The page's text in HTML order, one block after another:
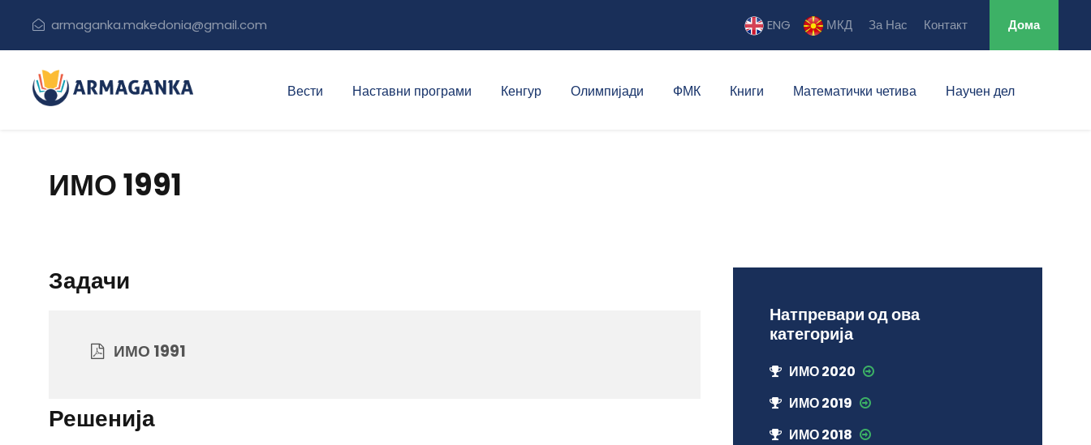
armaganka.makedonia@gmail.com ENG МКД За Нас Контакт Дома
Вести Наставни програми Кенгур Олимпијади ФМК Книги Математички четива Научен дел
ИМО 1991
Задачи
ИМО 1991
Решенија
Натпревари од ова
категорија
ИМО 2020
ИМО 2019
ИМО 2018